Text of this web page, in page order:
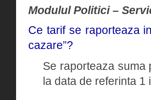
Modulul Politici –
Ce tarif se raporteaza
cazare”?
Se raporteaza suma
la data de referinta 1